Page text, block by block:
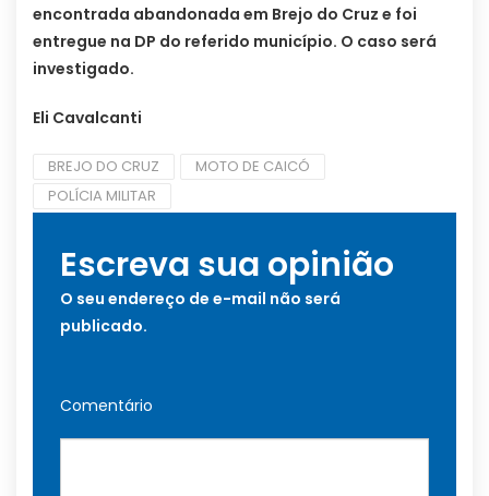
encontrada abandonada em Brejo do Cruz e foi
entregue na DP do referido município. O caso será
investigado.
Eli Cavalcanti
BREJO DO CRUZ
MOTO DE CAICÓ
POLÍCIA MILITAR
Escreva sua opinião
O seu endereço de e-mail não será
publicado.
Comentário